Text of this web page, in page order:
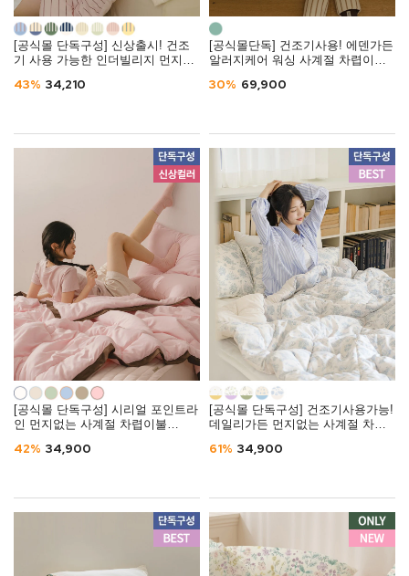
[공식몰 단독구성] 신상출시! 건조
기 사용 가능한 인더빌리지 먼지없
43% 34,210
[공식몰단독] 건조기사용! 에덴가든
알러지케어 워싱 사계절 차렵이불
30% 69,900
[공식몰 단독구성] 시리얼 포인트라
인 먼지없는 사계절 차렵이불
42% 34,900
[공식몰 단독구성] 건조기사용가능!
데일리가든 먼지없는 사계절 차렵
61% 34,900